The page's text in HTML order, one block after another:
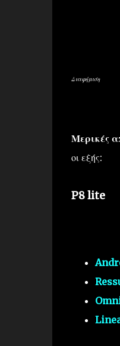
Διαφήμιση
Μερικές
οι εξής:
P8 lite